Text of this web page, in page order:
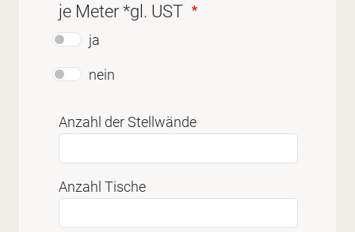
je Meter *gl. UST
ja
nein
Anzahl der Stellwände
Anzahl Tische